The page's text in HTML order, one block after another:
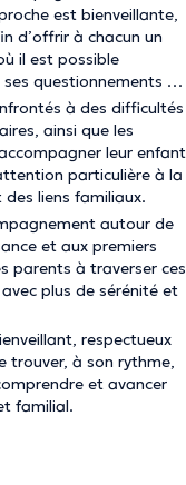
est bienveillante,
d’offrir à chacun un
il est possible
questionnements en
à des difficultés
ainsi que les
leur enfant
particulière à la
liens familiaux.
autour de
et aux premiers
parents à traverser ces
plus de sérénité et
respectueux
trouver, à son rythme,
et avancer
familial.